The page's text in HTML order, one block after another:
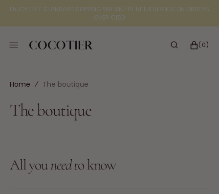
SKIP
CONTENT
ENJOY FREE STANDARD SHIPPING WITHIN THE NETHERLANDS ON ORDERS
OVER €150
CART
(0)
0
Home The boutique
The boutique
All youneed to know